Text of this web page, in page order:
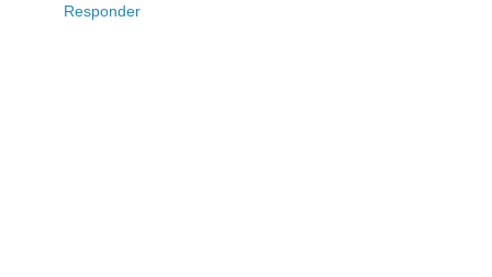
Responder